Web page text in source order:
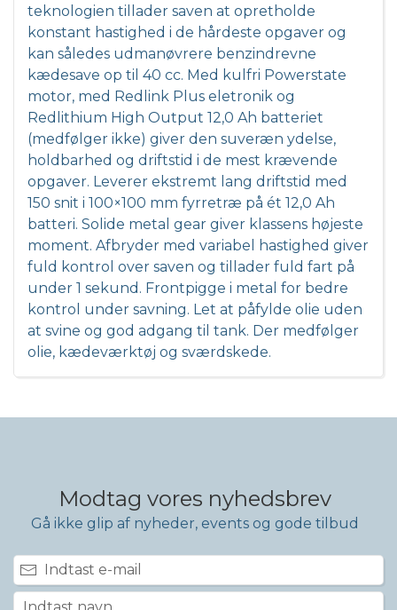
teknologien tillader saven at opretholde
konstant hastighed i de hårdeste opgaver og
kan således udmanøvrere benzindrevne
kædesave op til 40 cc. Med kulfri Powerstate
motor, med Redlink Plus eletronik og
Redlithium High Output 12,0 Ah batteriet
(medfølger ikke) giver den suveræn ydelse,
holdbarhed og driftstid i de mest krævende
opgaver. Leverer ekstremt lang driftstid med
150 snit i 100×100 mm fyrretræ på ét 12,0 Ah
batteri. Solide metal gear giver klassens højeste
moment. Afbryder med variabel hastighed giver
fuld kontrol over saven og tillader fuld fart på
under 1 sekund. Frontpigge i metal for bedre
kontrol under savning. Let at påfylde olie uden
at svine og god adgang til tank. Der medfølger
olie, kædeværktøj og sværdskede.
Modtag vores nyhedsbrev
Gå ikke glip af nyheder, events og gode tilbud